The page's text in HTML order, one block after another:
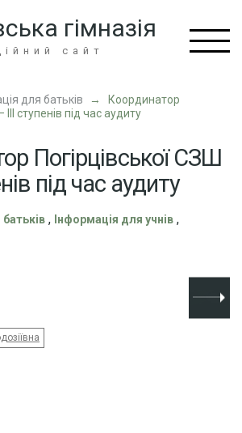
гімназія
сайт
для батьків →
Координатор
ступенів під час аудиту
Погірцівської СЗШ
під час аудиту
, Інформація для учнів ,